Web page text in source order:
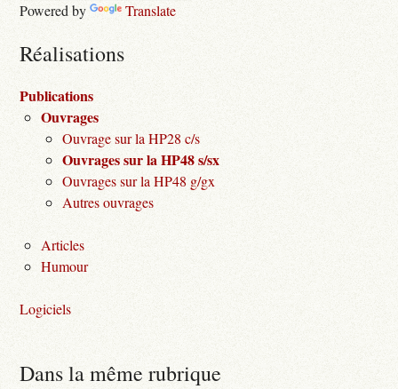
Powered by Translate
Réalisations
Publications
Ouvrages
Ouvrage sur la HP28 c/s
Ouvrages sur la HP48 s/sx
Ouvrages sur la HP48 g/gx
Autres ouvrages
Articles
Humour
Logiciels
Dans la même rubrique